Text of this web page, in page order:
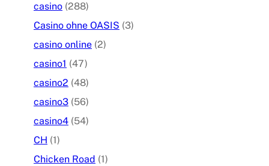
casino (288)
Casino ohne OASIS (3)
casino online (2)
casino1 (47)
casino2 (48)
casino3 (56)
casino4 (54)
CH (1)
Chicken Road (1)